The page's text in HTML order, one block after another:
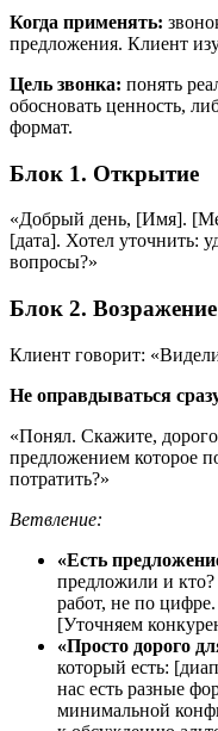
Когда применять:
предложения. Клиент
Цель звонка: понять
обосновать ценность,
формат.
Блок 1. Открытие
«Добрый день, [Имя].
[дата]. Хотел уточнить:
вопросы?»
Блок 2.
Клиент говорит:
Не оправдываться
«Понял. Скажите,
предложением которое
потратить?»
Ветвление:
«Есть
предложили и кто?
работ, не по
[Уточняем
«Просто дорого
который есть:
нас есть разные
минимальной